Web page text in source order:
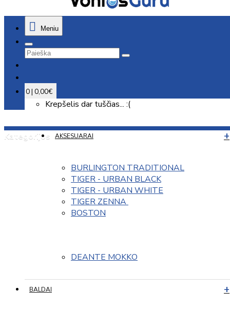
Meniu
0 | 0,00€
Krepšelis dar tuščias... :(
Kategorijos AKSESUARAI
BURLINGTON TRADITIONAL
TIGER - URBAN BLACK
TIGER - URBAN WHITE
TIGER ZENNA
BOSTON
DEANTE MOKKO
BALDAI